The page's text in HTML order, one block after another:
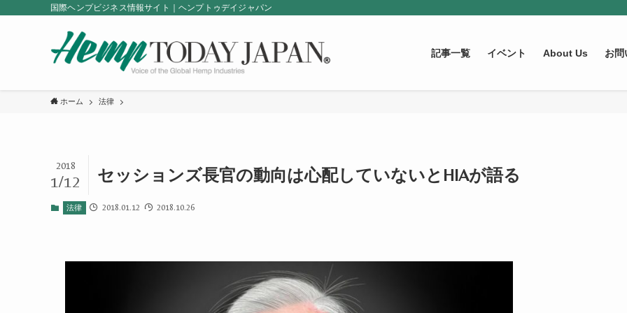
国際ヘンプビジネス情報サイト｜ヘンプトゥデイジャパン
記事一覧 イベント About Us お問
ホーム 法律
セッションズ長官の動向は心配していないとHIAが語る
2018
1/12
法律 2018.01.12 2018.10.26